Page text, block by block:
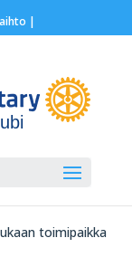
|
toimipaikka